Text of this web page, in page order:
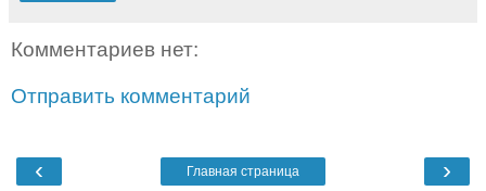
Комментариев нет:
Отправить комментарий
‹ ›
Главная страница